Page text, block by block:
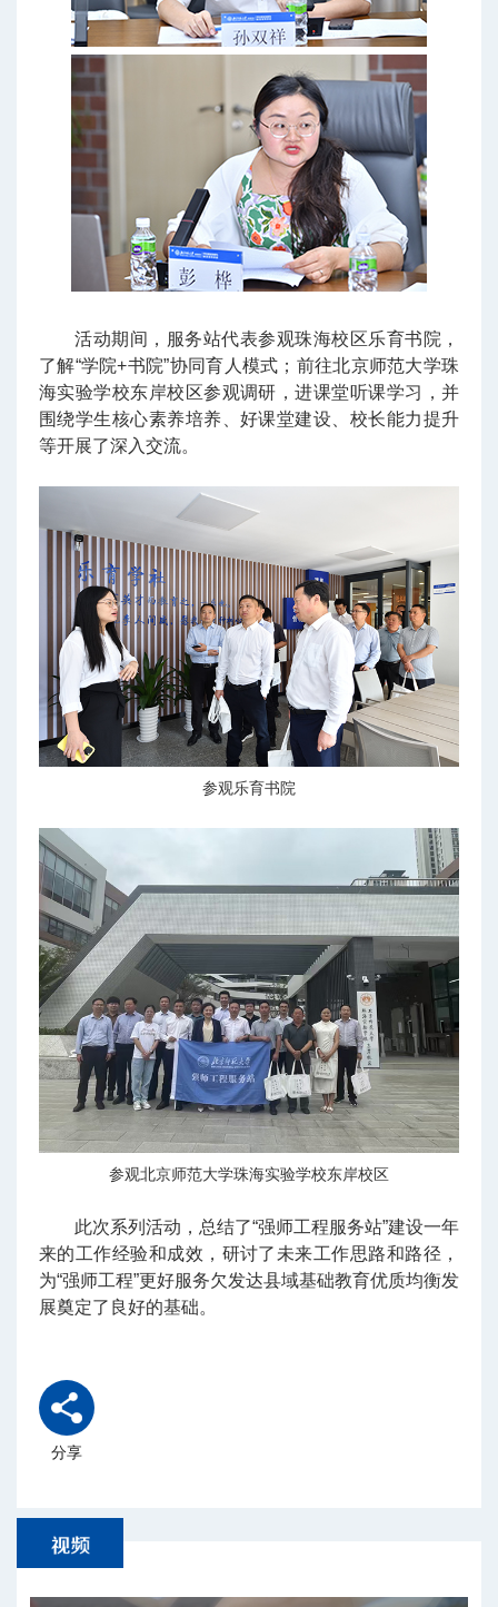
活动期间，服务站代表参观珠海校区乐育书院，
了解“学院+书院”协同育人模式；前往北京师范大学珠
海实验学校东岸校区参观调研，进课堂听课学习，并
围绕学生核心素养培养、好课堂建设、校长能力提升
等开展了深入交流。
参观乐育书院
参观北京师范大学珠海实验学校东岸校区
此次系列活动，总结了“强师工程服务站”建设一年
来的工作经验和成效，研讨了未来工作思路和路径，
为“强师工程”更好服务欠发达县域基础教育优质均衡发
展奠定了良好的基础。
分享